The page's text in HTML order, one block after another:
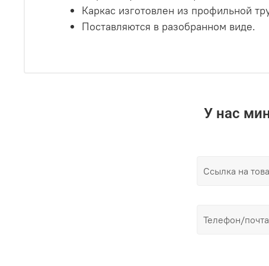
Каркас изготовлен из профильной
Поставляются в разобранном виде.
У нас